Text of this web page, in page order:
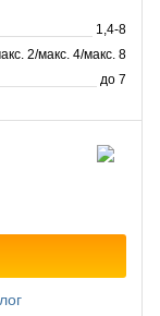
1,4-8
2/макс. 4/макс. 8
до 7